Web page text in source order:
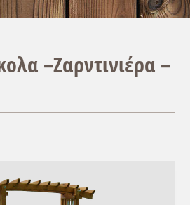
–Ζαρντινιέρα –